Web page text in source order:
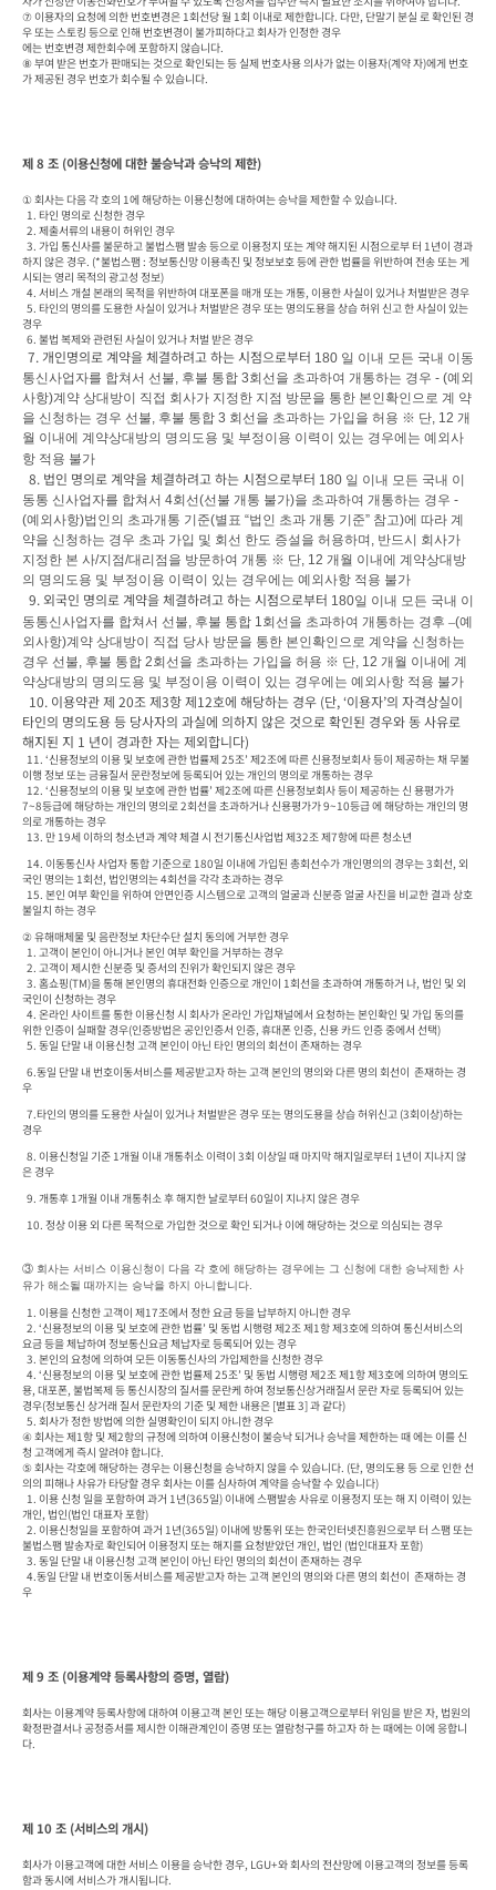
⑦ 이용자의 요청에 의한 번호변경은 1회선당 월 1회 이내로 제한합니다. 다만, 단말기 분실 로 확인된 경
우 또는 스토킹 등으로 인해 번호변경이 불가피하다고 회사가 인정한 경우
에는 번호변경 제한회수에 포함하지 않습니다.
⑧ 부여 받은 번호가 판매되는 것으로 확인되는 등 실제 번호사용 의사가 없는 이용자(계약 자)에게 번호
가 제공된 경우 번호가 회수될 수 있습니다.
제 8 조 (이용신청에 대한 불승낙과 승낙의 제한)
① 회사는 다음 각 호의 1에 해당하는 이용신청에 대하여는 승낙을 제한할 수 있습니다.
하지 않은 경우. (*불법스팸 : 정보통신망 이용촉진 및 정보보호 등에 관한 법률을 위반하여 전송 또는 게
시되는 영리 목적의 광고성 정보)
경우
7. 개인명의로 계약을 체결하려고 하는 시점으로부터 180 일 이내 모든 국내 이동
통신사업자를 합쳐서 선불, 후불 통합 3회선을 초과하여 개통하는 경우 - (예외
사항)계약 상대방이 직접 회사가 지정한 지점 방문을 통한 본인확인으로 계 약
을 신청하는 경우 선불, 후불 통합 3 회선을 초과하는 가입을 허용 ※ 단, 12 개
월 이내에 계약상대방의 명의도용 및 부정이용 이력이 있는 경우에는 예외사
항 적용 불가
  8. 법인 명의로 계약을 체결하려고 하는 시점으로부터
180 일 이내 모든 국내 이
동통 신사업자를 합쳐서 4회선(선불 개통 불가)을 초과하여 개통하는 경우 -
(예외사항)법인의 초과개통 기준(별표 “법인 초과 개통 기준” 참고)에 따라 계
약을 신청하는 경우 초과 가입 및 회선 한도 증설을 허용하며 , 반드시 회사가
지정한 본 사/지점/대리점을 방문하여 개통 ※ 단, 12 개월 이내에 계약상대방
의 명의도용 및 부정이용 이력이 있는 경우에는 예외사항 적용 불가
  9. 외국인 명의로 계약을 체결하려고 하는 시점으로부터
180일 이내 모든 국내 이
동통신사업자를 합쳐서 선불, 후불 통합 1회선을 초과하여 개통하는 경후 –(예
외사항)계약 상대방이 직접 당사 방문을 통한 본인확인으로 계약을 신청하는
경우 선불, 후불 통합 2회선을 초과하는 가입을 허용 ※ 단, 12 개월 이내에 계
약상대방의 명의도용 및 부정이용 이력이 있는 경우에는 예외사항 적용 불가
타인의 명의도용 등 당사자의 과실에 의하지 않은 것으로 확인된 경우와 동 사유로
해지된 지 1 년이 경과한 자는 제외합니다)
이행 정보 또는 금융질서 문란정보에 등록되어 있는 개인의 명의로 개통하는 경우
7~8등급에 해당하는 개인의 명의로 2회선을 초과하거나 신용평가가 9~10등급 에 해당하는 개인의 명
의로 개통하는 경우
  13. 만 19세 이하의 청소년과 계약 체결 시 전기통신사업법 제32조 제7항에 따른 청소년
국인 명의는 1회선, 법인명의는 4회선을 각각 초과하는 경우
불일치 하는 경우
② 유해매체물 및 음란정보 차단수단 설치 동의에 거부한 경우
국인이 신청하는 경우
위한 인증이 실패할 경우(인증방법은 공인인증서 인증, 휴대폰 인증, 신용 카드 인증 중에서 선택)
  5. 동일 단말 내 이용신청 고객 본인이 아닌 타인 명의의 회선이 존재하는 경우
우
경우
은 경우
  9. 개통후 1개월 이내 개통취소 후 해지한 날로부터 60일이 지나지 않은 경우
  10. 정상 이용 외 다른 목적으로 가입한 것으로 확인 되거나 이에 해당하는 것으로 의심되는 경우
③ 회사는 서비스 이용신청이 다음 각 호에 해당하는 경우에는 그 신청에 대한 승낙제한 사
유가 해소될 때까지는 승낙을 하지 아니합니다.
요금 등을 체납하여 정보통신요금 체납자로 등록되어 있는 경우
용, 대포폰, 불법복제 등 통신시장의 질서를 문란케 하여 정보통신상거래질서 문란 자로 등록되어 있는
경우(정보통신 상거래 질서 문란자의 기준 및 제한 내용은 [별표 3] 과 같다)
④ 회사는 제1항 및 제2항의 규정에 의하여 이용신청이 불승낙 되거나 승낙을 제한하는 때 에는 이를 신
청 고객에게 즉시 알려야 합니다.
⑤ 회사는 각호에 해당하는 경우는 이용신청을 승낙하지 않을 수 있습니다. (단, 명의도용 등 으로 인한 선
의의 피해나 사유가 타당할 경우 회사는 이를 심사하여 계약을 승낙할 수 있습니다)
개인, 법인(법인 대표자 포함)
불법스팸 발송자로 확인되어 이용정지 또는 해지를 요청받았던 개인, 법인 (법인대표자 포함)
우
제 9 조 (이용계약 등록사항의 증명, 열람)
회사는 이용계약 등록사항에 대하여 이용고객 본인 또는 해당 이용고객으로부터 위임을 받은 자, 법원의
확정판결서나 공정증서를 제시한 이해관계인이 증명 또는 열람청구를 하고자 하 는 때에는 이에 응합니
다.
제 10 조 (서비스의 개시)
회사가 이용고객에 대한 서비스 이용을 승낙한 경우, LGU+와 회사의 전산망에 이용고객의 정보를 등록
함과 동시에 서비스가 개시됩니다.